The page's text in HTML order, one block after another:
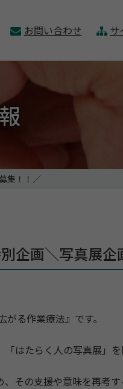
お問い合わせ サ
集！！／
別企画＼写真展
る作業療法』です。
はたらく人の写真展」を
その支援や意味を再考